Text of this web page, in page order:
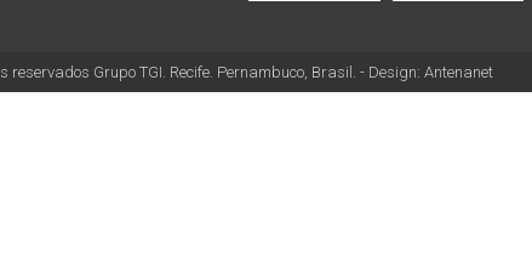
reservados Grupo TGI. Recife. Pernambuco, Brasil. - Design: Antenanet